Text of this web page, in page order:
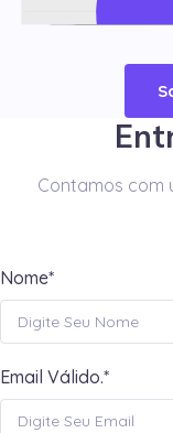
Contamos com
Nome*
Email Válido.*